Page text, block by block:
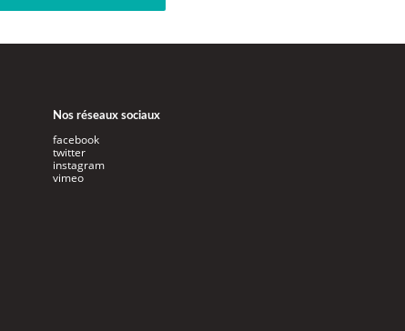
Nos réseaux sociaux
facebook
twitter
instagram
vimeo